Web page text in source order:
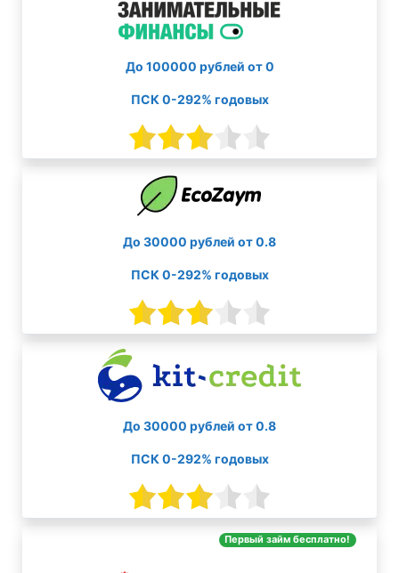
До 100000 рублей от 0
ПСК 0-292% годовых
До 30000 рублей от 0.8
ПСК 0-292% годовых
До 30000 рублей от 0.8
ПСК 0-292% годовых
Первый займ бесплатно!